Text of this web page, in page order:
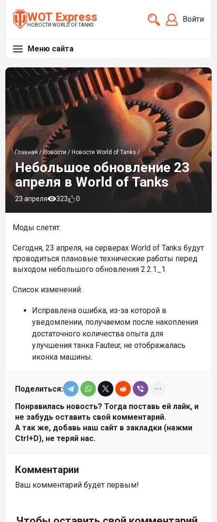
WOT Express
НОВОСТИ WORLD OF TANKS
Войти
Меню сайта
Главная / Новости / Новости World of Tanks /
Небольшое обновление 23
апреля в World of Tanks
23 апреля 323 0
Моды слетят.
Сегодня, 23 апреля, на серверах World of Tanks будут
проводиться плановые технические работы перед
выходом небольшого обновления 2.2.1_1.
Список изменений:
Исправлена ошибка, из-за которой в
уведомлении, получаемом после накопления
достаточного количества опыта для
улучшения танка Fauteur, не отображалась
иконка машины.
Поделиться:
Понравилась новость? Тогда поставь ей лайк, и
не забудь оставить свой комментарий.
А так же, добавь наш сайт в закладки (нажми
Ctrl+D), не теряй нас.
Комментарии
Ваш комментарий будет первым!